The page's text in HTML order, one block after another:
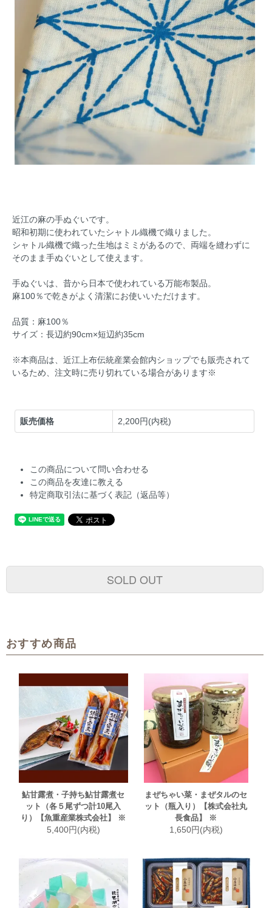
近江の麻の手ぬぐいです。
昭和初期に使われていたシャトル織機で織りました。
シャトル織機で織った生地はミミがあるので、両端を縫わずに
そのまま手ぬぐいとして使えます。
手ぬぐいは、昔から日本で使われている万能布製品。
麻100％で乾きがよく清潔にお使いいただけます。
品質：麻100％
サイズ：長辺約90cm×短辺約35cm
※本商品は、近江上布伝統産業会館内ショップでも販売されて
いるため、注文時に売り切れている場合があります※
販売価格 2,200円(内税)
この商品について問い合わせる
この商品を友達に教える
特定商取引法に基づく表記（返品等）
SOLD OUT
おすすめ商品
鮎甘露煮・子持ち鮎甘露煮セ
ット（各５尾ずつ計10尾入
り）【魚重産業株式会社】 ※
5,400円(内税)
まぜちゃい菜・まぜタルのセ
ット（瓶入り）【株式会社丸
長食品】 ※
1,650円(内税)